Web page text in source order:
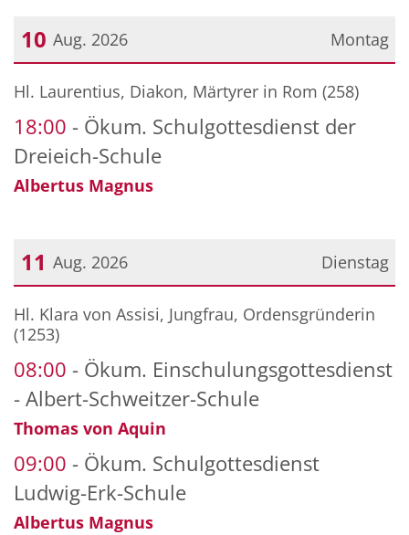
Montag
10 Aug. 2026
Datum: 10. August 2026
Hl. Laurentius, Diakon, Märtyrer in Rom (258)
18:00
Ökum. Schulgottesdienst der
Dreieich-Schule
Albertus Magnus
Dienstag
11 Aug. 2026
Datum: 11. August 2026
Hl. Klara von Assisi, Jungfrau, Ordensgründerin
(1253)
08:00
Ökum. Einschulungsgottesdienst
- Albert-Schweitzer-Schule
Thomas von Aquin
09:00
Ökum. Schulgottesdienst
Ludwig-Erk-Schule
Albertus Magnus